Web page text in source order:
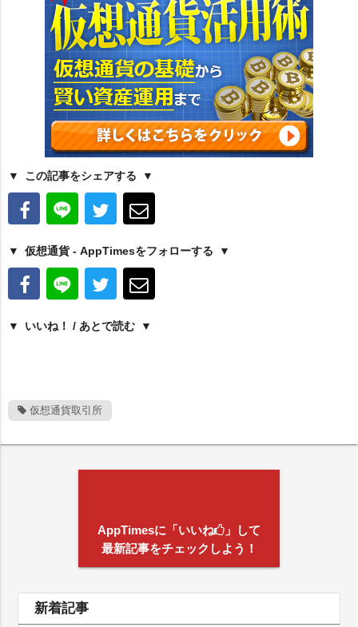
この記事をシェアする
仮想通貨 - AppTimesをフォローする
いいね！ / あとで読む
仮想通貨取引所
AppTimesに「いいね
」して
最新記事をチェックしよう！
新着記事